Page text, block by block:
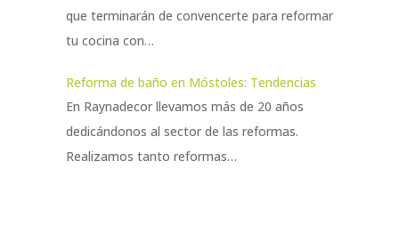
que terminarán de convencerte para reformar
tu cocina con…
Reforma de baño en Móstoles: Tendencias
En Raynadecor llevamos más de 20 años
dedicándonos al sector de las reformas.
Realizamos tanto reformas…